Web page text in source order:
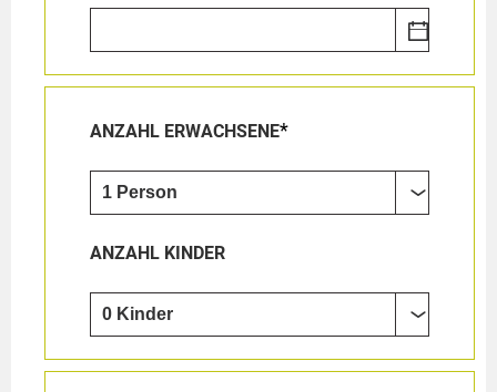
ANZAHL ERWACHSENE*
ANZAHL KINDER